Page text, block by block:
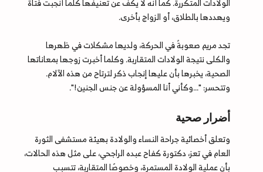
ويهددها بالطلاق، أو الزواج بأخرى.
تجد مريم صعوبةً في الحركة، ولديها مشكلات في ظهرها
والكلى نتيجة الولادات المتقاربة. وكلما أخبرت زوجها بمعاناتها
الصحية، يخبرها بأن عليها إنجاب ذكر لترتاح من هذه الآلام.
وتتحسر: "...وكأني أنا المسؤولة عن جنس الجنين!".
أضرار صحية
وتعلق أخصائية جراحة النساء والولادة بهيئة مستشفى الثورة
العام في تعز، دكتورة كفاح عبده الراجحي، على مثل هذه الحالات،
بأن عملية الولادة المستمرة، وخصوصًا المتقاربة، تتسبب